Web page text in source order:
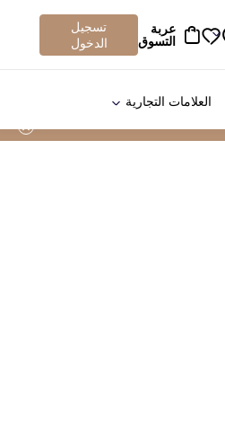
عربة
التسوق
تسجيل
الدخول
العلامات التجارية